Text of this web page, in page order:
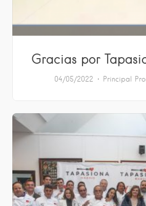
Gracias por
04/05/2022 Principal